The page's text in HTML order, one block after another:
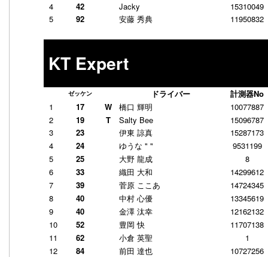
4
42 Jacky
15310049
5
92 安藤 秀典 11950832
KT Expert
ゼッケン ドライバー
計測器No
1
17 W 橋口 輝明
10077887
2
19 T Salty Bee
15096787
3
23 伊東 諒真
15287173
4
24 ゆうな " "
9531199
5
25 大野 龍成
8
6
33 織田 大和
14299612
7
39 菅原 ここあ
14724345
8
40 中村 心優
13345619
9
40 金澤 汰幸
12162132
10
52 豊岡 快
11707138
11
62 小倉 英聖
1
12
84 前田 達也
10727256